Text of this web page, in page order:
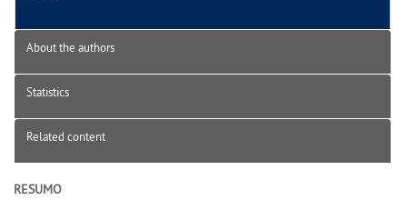
About the authors
Statistics
Related content
RESUMO